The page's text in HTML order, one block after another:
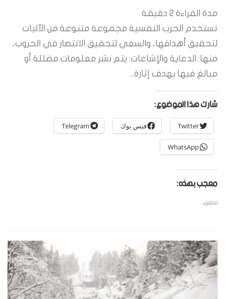
مدة القراءة 2 دقيقة
تستخدم الحرب النفسية مجموعة متنوعة من الآليات
لتحقيق أهدافها، والسعي لتحقيق الانتصار في الحروب،
منها: الدعاية والإشاعات: يتم نشر معلومات مضللة أو
مبالغ فيها بهدف إثارة...
شارك هذا الموضوع:
Twitter فيس بوك Telegram
WhatsApp
معجب بهذه:
تحميل...